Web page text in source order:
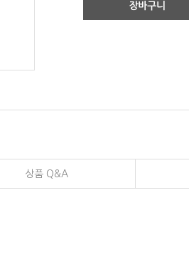
장바구니
상품 Q&A